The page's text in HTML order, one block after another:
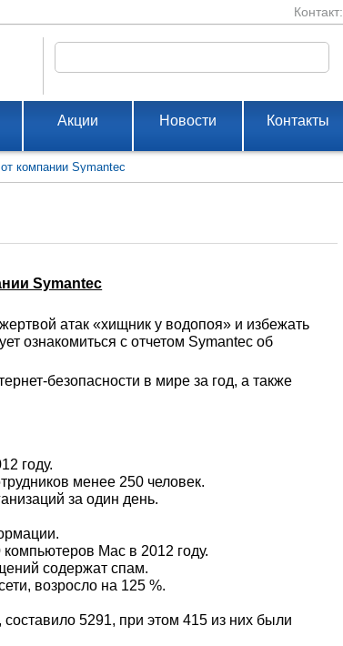
Контакт:
Акции Новости Контакты
компании Symantec
Symantec
атак «хищник у водопоя» и избежать
ознакомиться с отчетом Symantec об
безопасности в мире за год, а также
году.
менее 250 человек.
за один день.
Mac в 2012 году.
содержат спам.
возросло на 125 %.
5291, при этом 415 из них были